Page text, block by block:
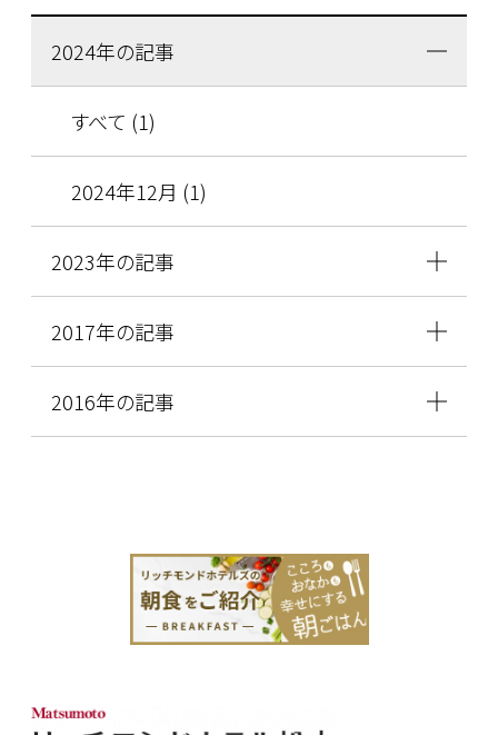
2024年の記事
すべて (1)
2024年12月 (1)
2023年の記事
2017年の記事
2016年の記事